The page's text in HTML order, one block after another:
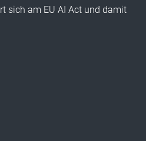
sich am EU AI Act und damit